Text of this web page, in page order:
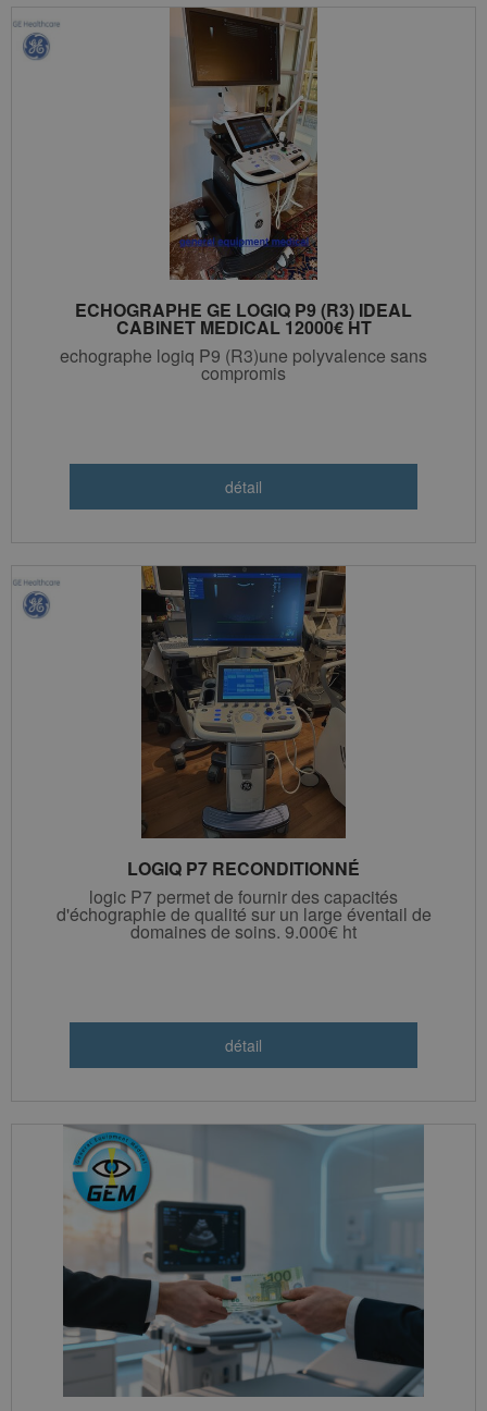
ECHOGRAPHE GE LOGIQ P9 (R3) IDEAL
CABINET MEDICAL 12000€ HT
echographe logiq P9 (R3)une polyvalence sans
compromis
LOGIQ P7 RECONDITIONNÉ
logic P7 permet de fournir des capacités
d'échographie de qualité sur un large éventail de
domaines de soins. 9.000€ ht